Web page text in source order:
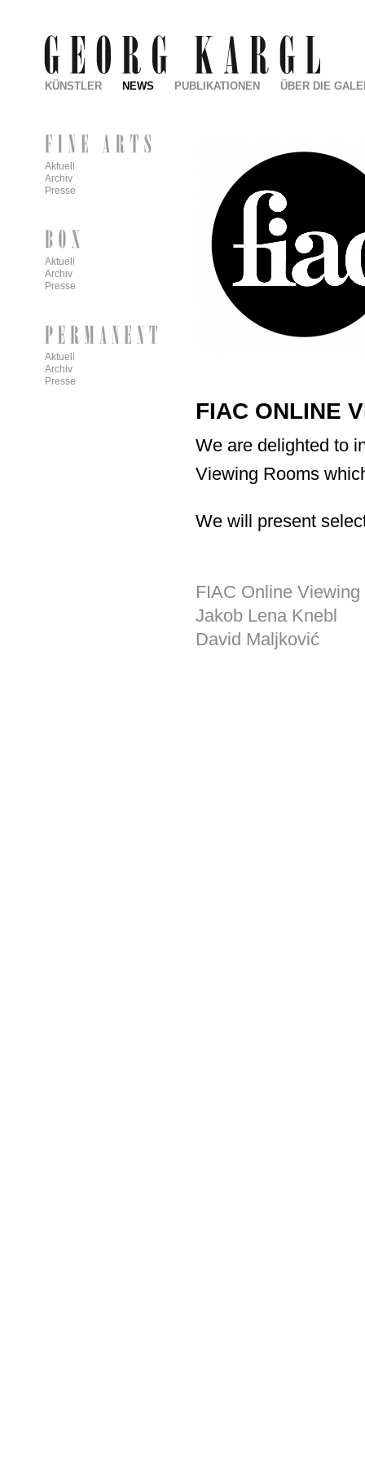
FIAC ONLINE
We are delighted to
Viewing Rooms
We will present
FIAC Online
Jakob Lena Knebl
David Maljković
KÜNSTLER NEWS PUBLIKATIONEN ÜBER DIE
Aktuell
Archiv
Presse
Aktuell
Archiv
Presse
Aktuell
Archiv
Presse